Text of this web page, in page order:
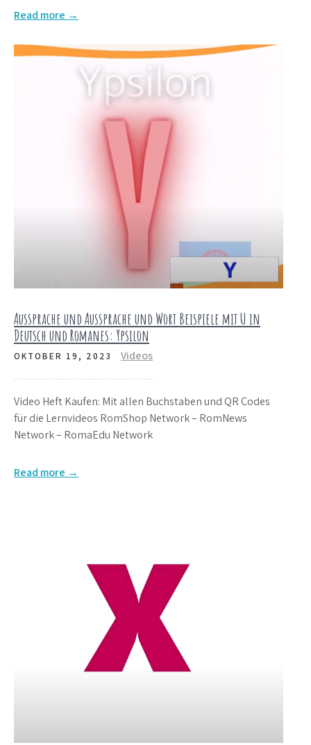
Read more →
Aussprache und Aussprache und Wort Beispiele mit U in
Deutsch und Romanes: Ypsilon
OKTOBER 19, 2023 Videos
Video Heft Kaufen: Mit allen Buchstaben und QR Codes
für die Lernvideos RomShop Network – RomNews
Network – RomaEdu Network
Read more →